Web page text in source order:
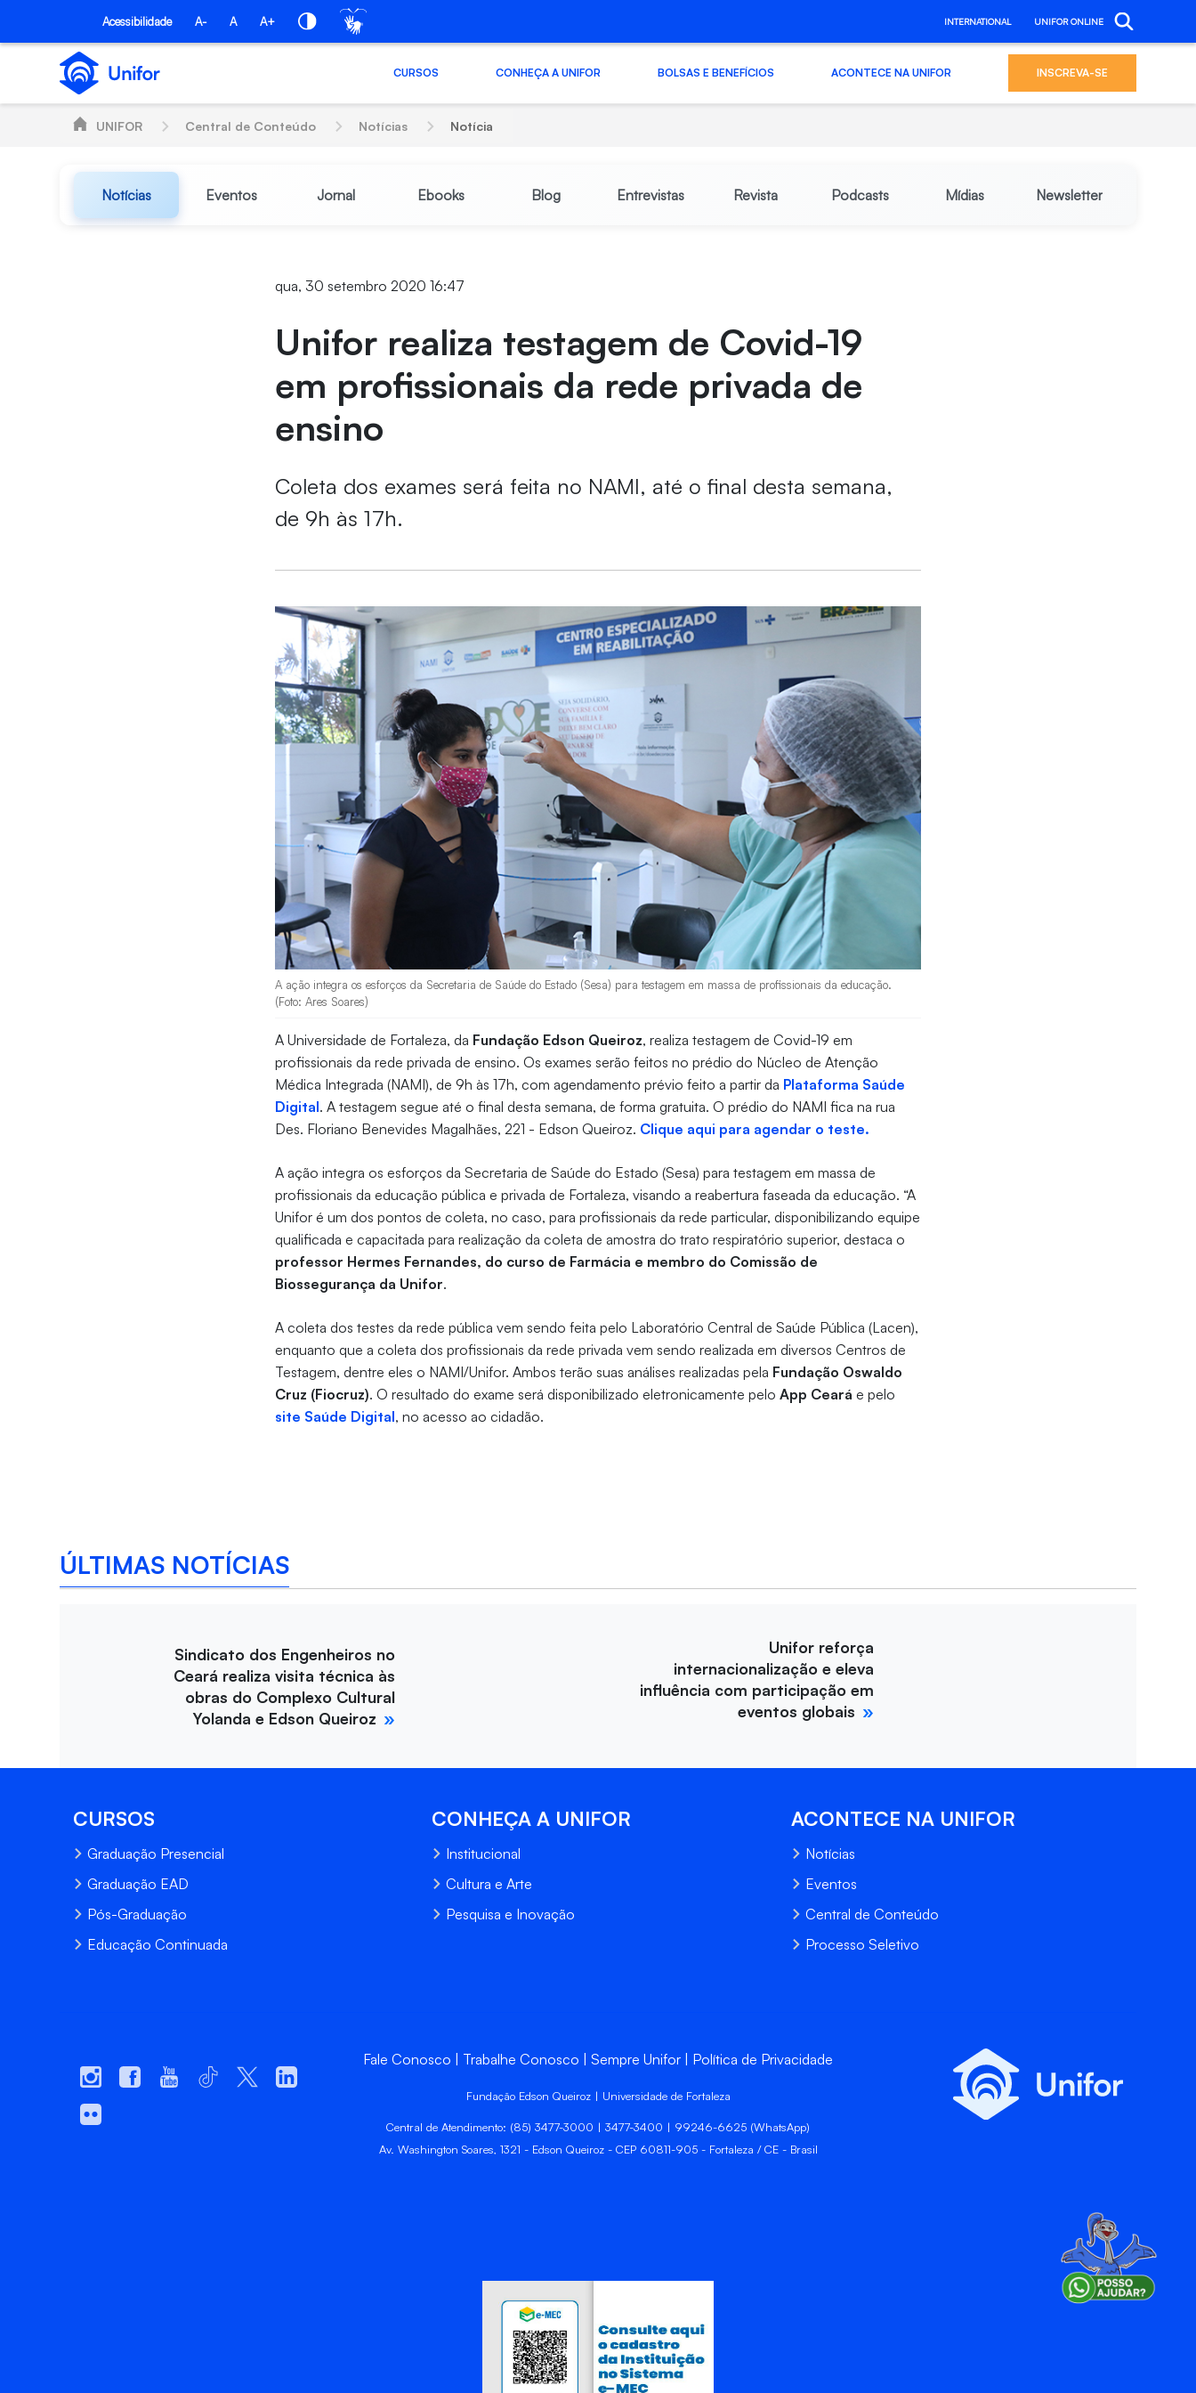
Pular para o Conteúdo principal
Acessibilidade A- A A+ INTERNATIONAL UNIFOR ONLINE
CURSOS CONHEÇA A UNIFOR BOLSAS E BENEFÍCIOS ACONTECE NA UNIFOR INSCREVA-SE
UNIFOR Central de Conteúdo Notícias Notícia
Notícias Eventos Jornal Ebooks Blog Entrevistas Revista Podcasts Mídias Newsletter
qua, 30 setembro 2020 16:47
Unifor realiza testagem de Covid-19
em profissionais da rede privada de
ensino
Coleta dos exames será feita no NAMI, até o final desta semana,
de 9h às 17h.
A ação integra os esforços da Secretaria de Saúde do Estado (Sesa) para testagem em massa de profissionais da educação.
(Foto: Ares Soares)
A Universidade de Fortaleza, da Fundação Edson Queiroz, realiza testagem de Covid-19 em
profissionais da rede privada de ensino. Os exames serão feitos no prédio do Núcleo de Atenção
Médica Integrada (NAMI), de 9h às 17h, com agendamento prévio feito a partir da Plataforma Saúde
Digital. A testagem segue até o final desta semana, de forma gratuita. O prédio do NAMI fica na rua
Des. Floriano Benevides Magalhães, 221 - Edson Queiroz. Clique aqui para agendar o teste.
A ação integra os esforços da Secretaria de Saúde do Estado (Sesa) para testagem em massa de
profissionais da educação pública e privada de Fortaleza, visando a reabertura faseada da educação. “A
Unifor é um dos pontos de coleta, no caso, para profissionais da rede particular, disponibilizando equipe
qualificada e capacitada para realização da coleta de amostra do trato respiratório superior, destaca o
professor Hermes Fernandes, do curso de Farmácia e membro do Comissão de
Biossegurança da Unifor.
A coleta dos testes da rede pública vem sendo feita pelo Laboratório Central de Saúde Pública (Lacen),
enquanto que a coleta dos profissionais da rede privada vem sendo realizada em diversos Centros de
Testagem, dentre eles o NAMI/Unifor. Ambos terão suas análises realizadas pela Fundação Oswaldo
Cruz (Fiocruz). O resultado do exame será disponibilizado eletronicamente peloApp Ceará e pelo
site Saúde Digital, no acesso ao cidadão.
ÚLTIMAS NOTÍCIAS
Sindicato dos Engenheiros no
Ceará realiza visita técnica às
obras do Complexo Cultural
Yolanda e Edson Queiroz
Unifor reforça
internacionalização e eleva
influência com participação em
eventos globais
CURSOS
Graduação Presencial
Graduação EAD
Pós-Graduação
Educação Continuada
CONHEÇA A UNIFOR
Institucional
Cultura e Arte
Pesquisa e Inovação
ACONTECE NA UNIFOR
Notícias
Eventos
Central de Conteúdo
Processo Seletivo
Fale Conosco Trabalhe Conosco Sempre Unifor Política de Privacidade
Fundação Edson Queiroz | Universidade de Fortaleza
Central de Atendimento: (85) 3477-3000 | 3477-3400 | 99246-6625 (WhatsApp)
Av. Washington Soares, 1321 - Edson Queiroz - CEP 60811-905 - Fortaleza / CE - Brasil